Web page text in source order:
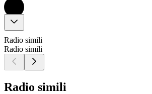
Radio simili
Radio simili
Radio simili